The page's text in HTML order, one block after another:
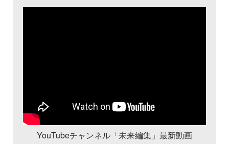
YouTubeチャンネル「未来編集」最新動画